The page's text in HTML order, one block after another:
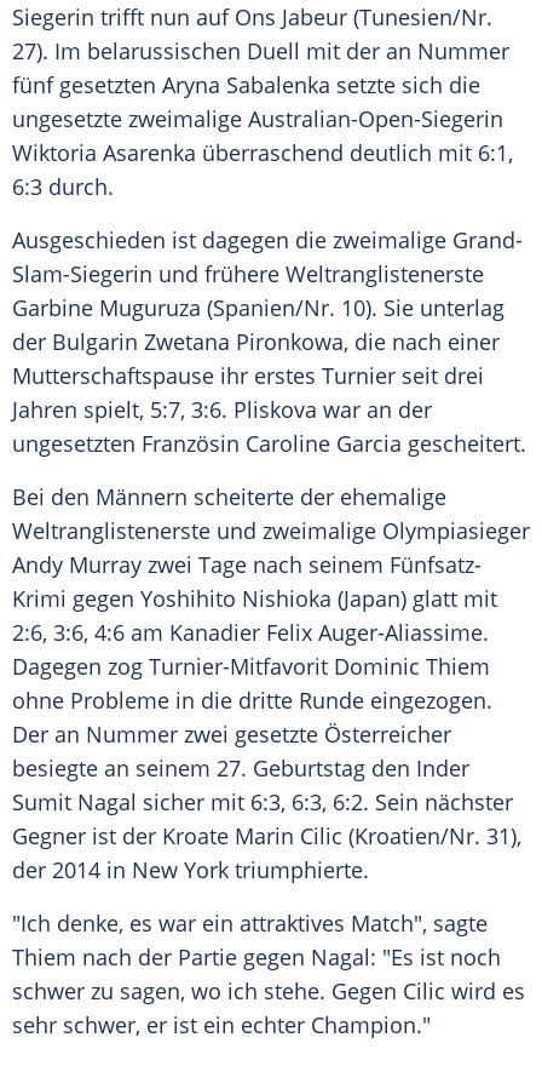
Siegerin trifft nun auf Ons Jabeur (Tunesien/Nr.
27). Im belarussischen Duell mit der an Nummer
fünf gesetzten Aryna Sabalenka setzte sich die
ungesetzte zweimalige Australian-Open-Siegerin
Wiktoria Asarenka überraschend deutlich mit 6:1,
6:3 durch.
Ausgeschieden ist dagegen die zweimalige Grand-
Slam-Siegerin und frühere Weltranglistenerste
Garbine Muguruza (Spanien/Nr. 10). Sie unterlag
der Bulgarin Zwetana Pironkowa, die nach einer
Mutterschaftspause ihr erstes Turnier seit drei
Jahren spielt, 5:7, 3:6. Pliskova war an der
ungesetzten Französin Caroline Garcia gescheitert.
Bei den Männern scheiterte der ehemalige
Weltranglistenerste und zweimalige Olympiasieger
Andy Murray zwei Tage nach seinem Fünfsatz-
Krimi gegen Yoshihito Nishioka (Japan) glatt mit
2:6, 3:6, 4:6 am Kanadier Felix Auger-Aliassime.
Dagegen zog Turnier-Mitfavorit Dominic Thiem
ohne Probleme in die dritte Runde eingezogen.
Der an Nummer zwei gesetzte Österreicher
besiegte an seinem 27. Geburtstag den Inder
Sumit Nagal sicher mit 6:3, 6:3, 6:2. Sein nächster
Gegner ist der Kroate Marin Cilic (Kroatien/Nr. 31),
der 2014 in New York triumphierte.
"Ich denke, es war ein attraktives Match", sagte
Thiem nach der Partie gegen Nagal: "Es ist noch
schwer zu sagen, wo ich stehe. Gegen Cilic wird es
sehr schwer, er ist ein echter Champion."